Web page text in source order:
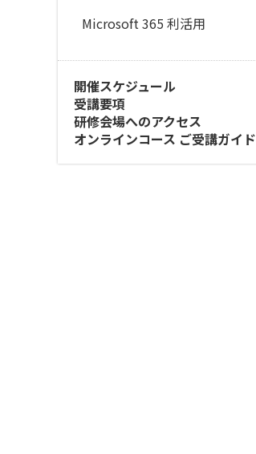
Microsoft 365 利活用
開催スケジュール
受講要項
研修会場へのアクセス
オンラインコース ご受講ガイド